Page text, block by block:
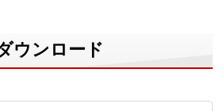
ウンロード